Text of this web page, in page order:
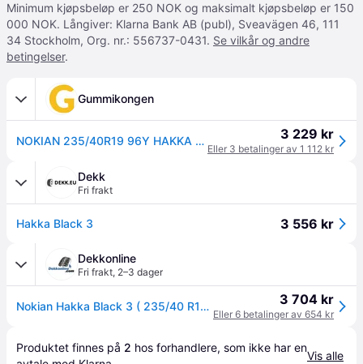
Minimum kjøpsbeløp er 250 NOK og maksimalt kjøpsbeløp er 150
000 NOK. Långiver: Klarna Bank AB (publ), Sveavägen 46, 111
34 Stockholm, Org. nr.: 556737-0431. Se vilkår og andre
betingelser.
Gummikongen
NOKIAN 235/40R19 96Y HAKKA BLACK 3 3 229 kr
Eller 3 betalinger av 1 112 kr
Dekk
Fri frakt
Hakka Black 3 3 556 kr
Dekkonline
Fri frakt, 2–3 dager
Nokian Hakka Black 3 ( 235/40 R19 96Y XL med felgbeskyttelse (MFS) ) 3 704 kr
Eller 6 betalinger av 654 kr
Produktet finnes på 2 hos forhandlere, som ikke har en
Vis alle